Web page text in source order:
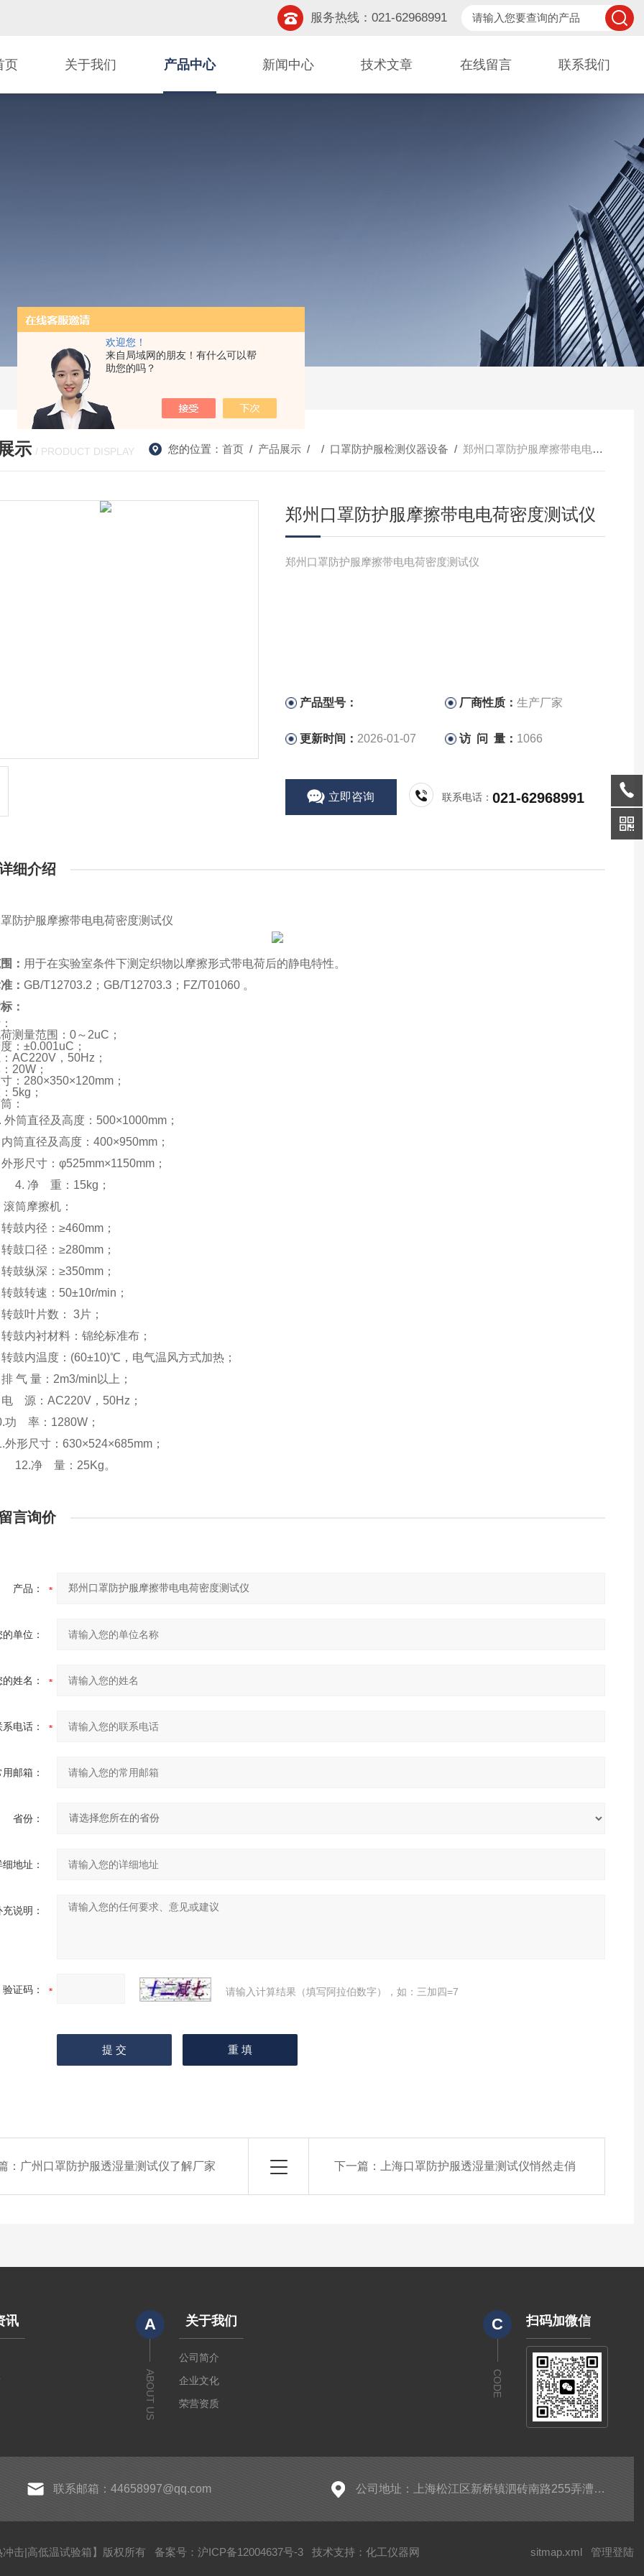
欢迎您！
来自局域网的朋友！有什么可以帮
助您的吗？
服务热线：021-62968991
页 关于我们 产品中心 新闻中心 技术文章 在线留言 联系我们
示 / PRODUCT DISPLAY 您的位置： 首页/ 产品展示/ / 口罩防护服检测仪器设备 / 郑州口罩防护服摩擦带电电荷密度测试仪
郑州口罩防护服摩擦带电电荷密度测试仪
郑州口罩防护服摩擦带电电荷密度测试仪
产品型号： 厂商性质：生产厂家
更新时间： 2026-01-07 访 问 量： 1066
立即咨询 联系电话：021-62968991
细介绍
防护服摩擦带电电荷密度测试仪
： 用于在实验室条件下测定织物以摩擦形式带电荷后的静电特性。
：GB/T12703.2；GB/T12703.3；FZ/T01060 。
：
测量范围：0～2uC；
：±0.001uC；
AC220V，50Hz；
20W；
：280×350×120mm；
5kg；
：
直径及高度：500×1000mm；
直径及高度：400×950mm；
尺寸：φ525mm×1150mm；
重：15kg；
摩擦机：
内径：≥460mm；
口径：≥280mm；
纵深：≥350mm；
转速：50±10r/min；
叶片数： 3片；
内衬材料：锦纶标准布；
内温度：(60±10)℃，电气温风方式加热；
量：2m3/min以上；
：AC220V，50Hz；
率：1280W；
尺寸：630×524×685mm；
量：25Kg。
言询价
产品：
的单位：
的姓名：
系电话：
用邮箱：
省份：
细地址：
充说明：
验证码： 请输入计算结果（填写阿拉伯数字），如：三加四=7
： 广州口罩防护服透湿量测试仪了解厂家 下一篇： 上海口罩防护服透湿量测试仪悄然走俏
讯 A
ABOUT US
关于我们
公司简介
企业文化
荣营资质
C
CODE
扫码加微信
联系邮箱：44658997@qq.com 公司地址：上海松江区新桥镇泗砖南路255弄漕河泾开发区名企公馆59栋2层至4层（厂址：上海金山区亭林工业园区亭谊路68号简户科技园近南亭公路）
击|高低温试验箱】版权所有 备案号：沪ICP备12004637号-3 技术支持： 化工仪器网 sitmap.xml 管理登陆